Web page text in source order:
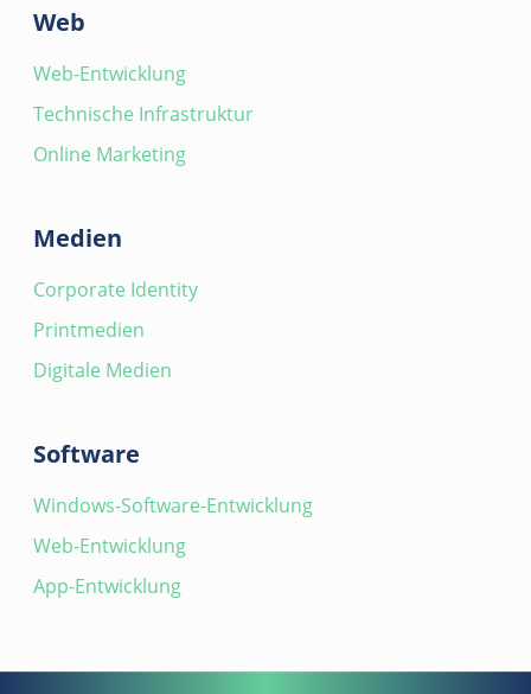
Web
Web-Entwicklung
Technische Infrastruktur
Online Marketing
Medien
Corporate Identity
Printmedien
Digitale Medien
Software
Windows-Software-Entwicklung
Web-Entwicklung
App-Entwicklung